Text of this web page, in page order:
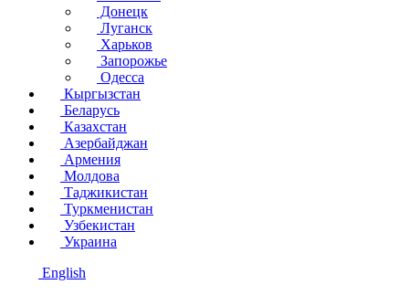
Донецк
Луганск
Харьков
Запорожье
Одесса
Кыргызстан
Беларусь
Казахстан
Азербайджан
Армения
Молдова
Таджикистан
Туркменистан
Узбекистан
Украина
English